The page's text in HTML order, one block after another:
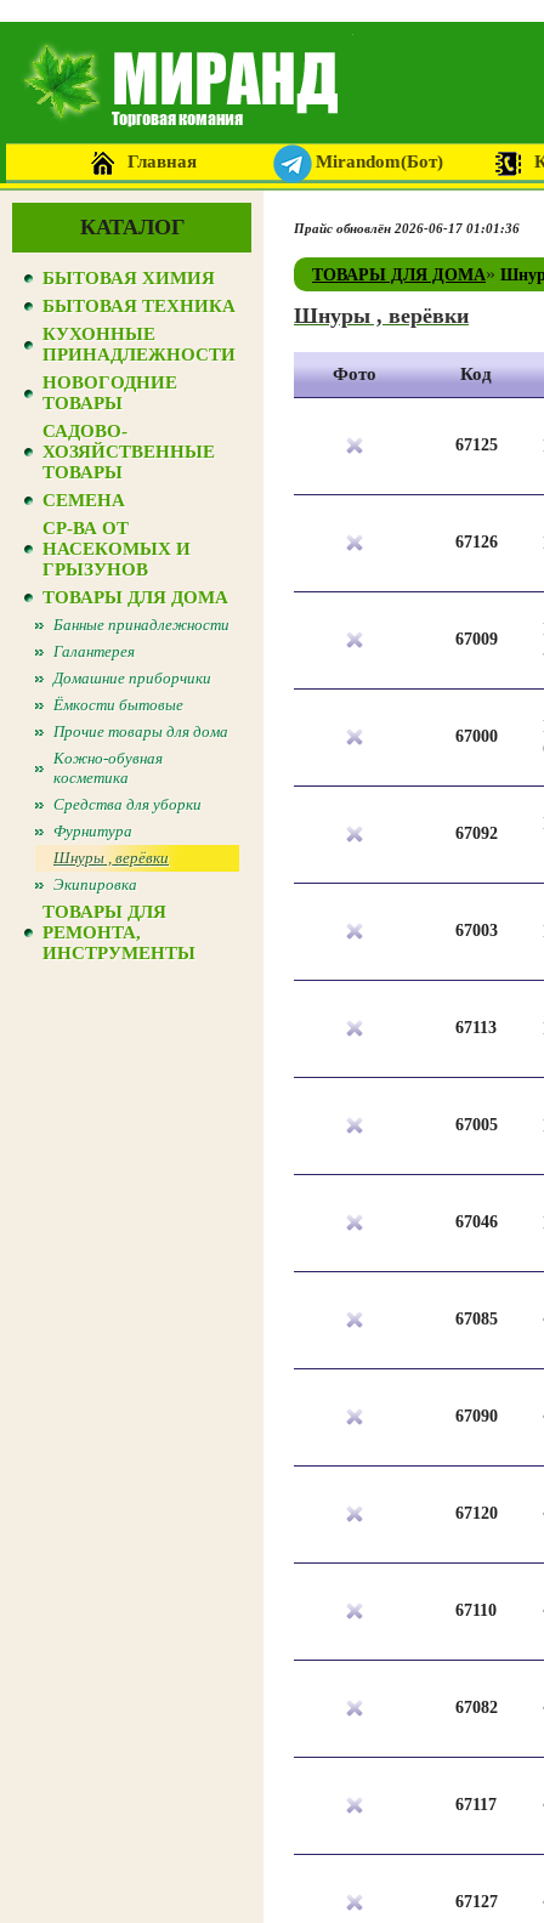
Главная Mirandom(Бот)
КАТАЛОГ
БЫТОВАЯ ХИМИЯ
БЫТОВАЯ ТЕХНИКА
КУХОННЫЕ
ПРИНАДЛЕЖНОСТИ
НОВОГОДНИЕ
ТОВАРЫ
САДОВО-
ХОЗЯЙСТВЕННЫЕ
ТОВАРЫ
СЕМЕНА
СР-ВА ОТ
НАСЕКОМЫХ И
ГРЫЗУНОВ
ТОВАРЫ ДЛЯ ДОМА
Банные принадлежности
Галантерея
Домашние приборчики
Ёмкости бытовые
Прочие товары для дома
Кожно-обувная
косметика
Средства для уборки
Фурнитура
Шнуры , верёвки
Экипировка
ТОВАРЫ ДЛЯ
РЕМОНТА,
ИНСТРУМЕНТЫ
Прайс обновлён 2026-06-17 01:01:36
ТОВАРЫ ДЛЯ ДОМА»
Шнуры , верёвки
Фото Код
67125
67126
67009
67000
67092
67003
67113
67005
67046
67085
67090
67120
67110
67082
67117
67127